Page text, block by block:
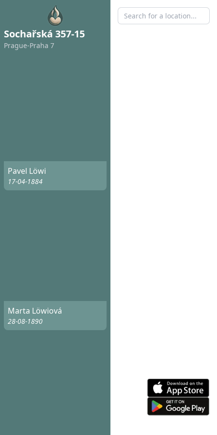
Sochařská 357-15
Prague-Praha 7
Pavel Löwi
17-04-1884
Marta Löwiová
28-08-1890